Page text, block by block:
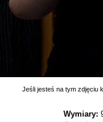
Jeśli jesteś na tym zdjęciu
Wymiary: